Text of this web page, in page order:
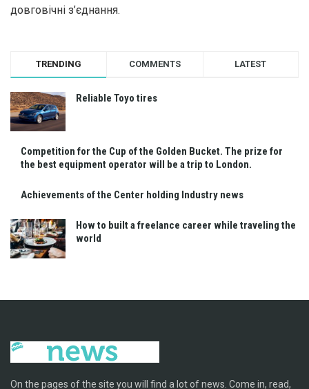
довговічні з’єднання.
TRENDING COMMENTS LATEST
Reliable Toyo tires
Competition for the Cup of the Golden Bucket. The prize for
the best equipment operator will be a trip to London.
Achievements of the Center holding Industry news
How to built a freelance career while traveling the
world
On the pages of the site you will find a lot of news. Come in, read,